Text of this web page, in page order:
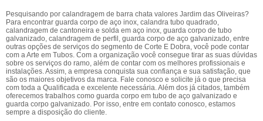
Pesquisando por calandragem de barra chata valores Jardim das Oliveiras?
Para encontrar guarda corpo de aço inox, calandra tubo quadrado,
calandragem de cantoneira e solda em aço inox, guarda corpo de tubo
galvanizado, calandragem de perfil, guarda corpo de aço galvanizado, entre
outras opções de serviços do segmento de Corte E Dobra, você pode contar
com a Arte em Tubos. Com a organização você consegue tirar as suas dúvidas
sobre os serviços do ramo, além de contar com os melhores profissionais e
instalações. Assim, a empresa conquista sua confiança e sua satisfação, que
são os maiores objetivos da marca. Fale conosco e solicite já o que precisa
com toda a Qualificada e excelente necessária. Além dos já citados, também
oferecemos trabalhos como guarda corpo em tubo de aço galvanizado e
guarda corpo galvanizado. Por isso, entre em contato conosco, estamos
sempre a disposição do cliente.